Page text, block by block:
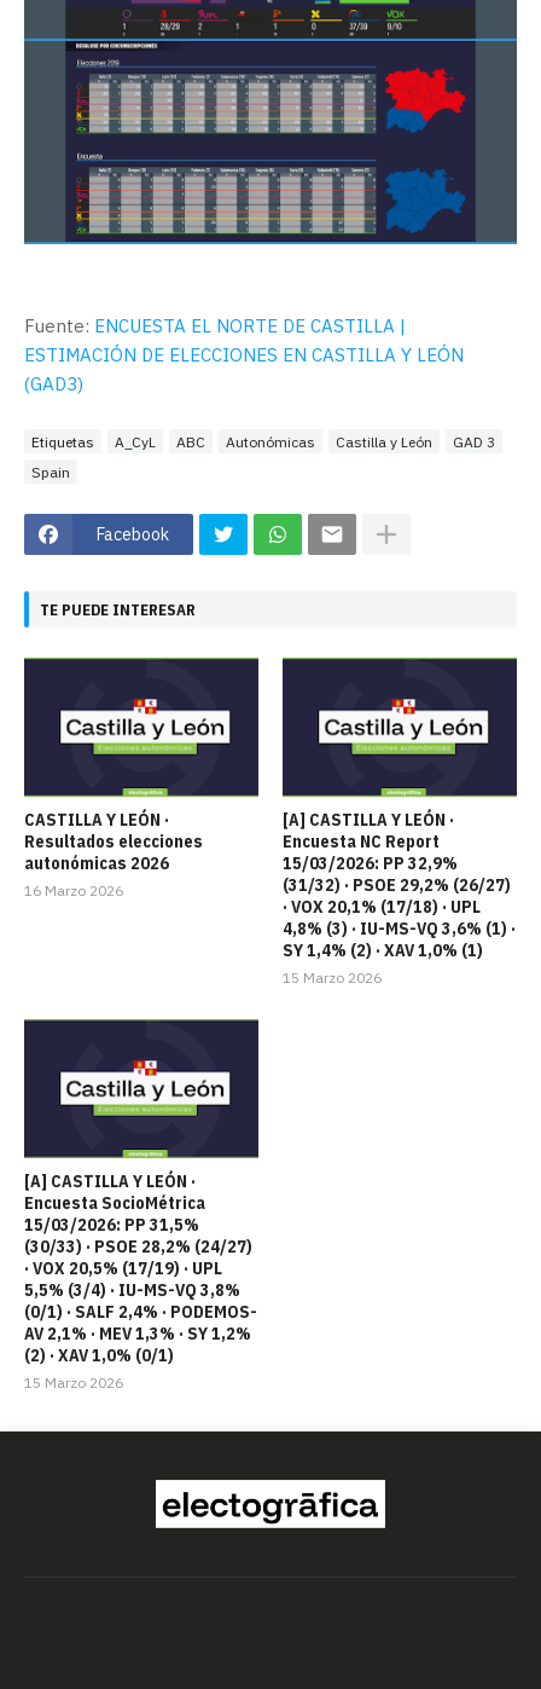
Fuente: ENCUESTA EL NORTE DE CASTILLA |
ESTIMACIÓN DE ELECCIONES EN CASTILLA Y LEÓN
(GAD3)
Etiquetas A_CyL ABC Autonómicas Castilla y León
GAD 3
Spain
Facebook
TE PUEDE INTERESAR
CASTILLA Y LEÓN ·
Resultados elecciones
autonómicas 2026
16 Marzo 2026
[A] CASTILLA Y LEÓN ·
Encuesta NC Report
15/03/2026: PP 32,9%
(31/32) · PSOE 29,2% (26/27)
· VOX 20,1% (17/18) · UPL
4,8% (3) · IU-MS-VQ 3,6% (1) ·
SY 1,4% (2) · XAV 1,0% (1)
15 Marzo 2026
[A] CASTILLA Y LEÓN ·
Encuesta SocioMétrica
15/03/2026: PP 31,5%
(30/33) · PSOE 28,2% (24/27)
· VOX 20,5% (17/19) · UPL
5,5% (3/4) · IU-MS-VQ 3,8%
(0/1) · SALF 2,4% · PODEMOS-
AV 2,1% · MEV 1,3% · SY 1,2%
(2) · XAV 1,0% (0/1)
15 Marzo 2026